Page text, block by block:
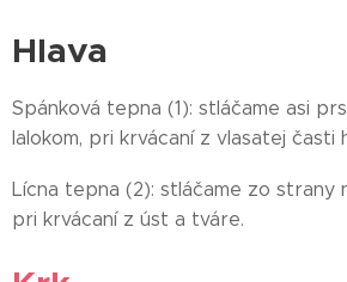
Hlava
Spánková tepna (1): stláčame asi
lalokom, pri krvácaní z vlasatej časti
Lícna tepna (2): stláčame zo strany
pri krvácaní z úst a tváre.